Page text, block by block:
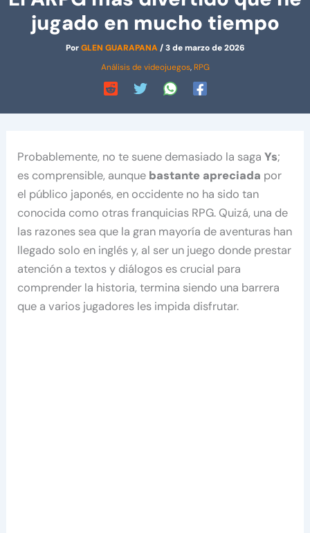
jugado en mucho tiempo
PorGLEN GUARAPANA/3 de marzo de 2026
Análisis de videojuegos, RPG
Probablemente, no te suene demasiado la sagaYs;
es comprensible, aunque bastante apreciada por
el público japonés, en occidente no ha sido tan
conocida como otras franquicias RPG. Quizá, una de
las razones sea que la gran mayoría de aventuras han
llegado solo en inglés y, al ser un juego donde prestar
atención a textos y diálogos es crucial para
comprender la historia, termina siendo una barrera
que a varios jugadores les impida disfrutar.